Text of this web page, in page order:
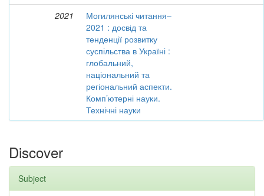
2021
Могилянські читання–
2021 : досвід та
тенденції розвитку
суспільства в Україні :
глобальний,
національний та
регіональний аспекти.
Комп’ютерні науки.
Технічні науки
Discover
Subject